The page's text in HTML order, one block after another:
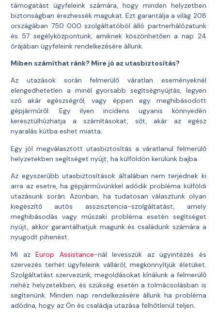
támogatást ügyfeleink számára, hogy minden helyzetben
biztonságban érezhessék magukat. Ezt garantálja a világ 208
országában 750 000 szolgáltatóból álló partnerhálózatunk
és 57 segélyközpontunk, amiknek köszönhetően a nap 24
órájában ügyfeleink rendelkezésére állunk.
Miben számíthat ránk? Mire jó az utasbiztosítás?
Az utazások során felmerülő váratlan eseményeknél
elengedhetetlen a minél gyorsabb segítségnyújtás, legyen
szó akár egészségről, vagy éppen egy meghibásodott
gépjárműről. Egy ilyen incidens ugyanis könnyedén
keresztülhúzhatja a számításokat, sőt, akár az egész
nyaralás kútba eshet miatta.
Egy jól megválasztott utasbiztosítás a váratlanul felmerülő
helyzetekben segítséget nyújt, ha külföldön kerülünk bajba.
Az egyszerűbb utasbiztosítások általában nem terjednek ki
arra az esetre, ha gépjárművünkkel adódik probléma külföldi
utazásunk során. Azonban, ha tudatosan választunk olyan
kiegészítő autós asszisztencia-szolgáltatást, amely
meghibásodás vagy műszaki probléma esetén segítséget
nyújt, akkor garantálhatjuk magunk és családunk számára a
nyugodt pihenést.
Mi azEurop Assistance-nál levesszük az ügyintézés és
szervezés terhét ügyfeleink válláról, megkönnyítjük életüket.
Szolgáltatást szervezünk, megoldásokat kínálunk a felmerülő
nehéz helyzetekben, és szükség esetén a tolmácsolásban is
segítenünk. Minden nap rendelkezésére állunk ha probléma
adódna, hogy az Ön és családja utazása felhőtlenül teljen.